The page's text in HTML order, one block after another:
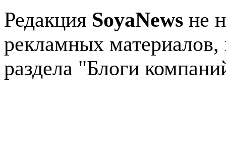
Редакция SoyaNews не
рекламных
раздела "Блоги